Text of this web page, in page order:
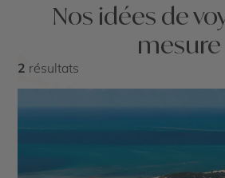
Nos idées de
mesure
2 résultats